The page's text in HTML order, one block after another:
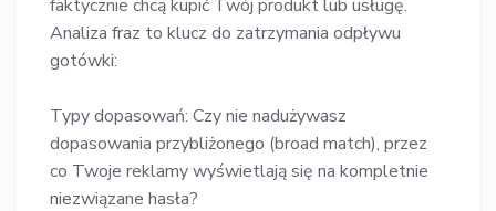
faktycznie chcą kupić Twój produkt lub usługę.
Analiza fraz to klucz do zatrzymania odpływu
gotówki:
Typy dopasowań: Czy nie nadużywasz
dopasowania przybliżonego (broad match), przez
co Twoje reklamy wyświetlają się na kompletnie
niezwiązane hasła?